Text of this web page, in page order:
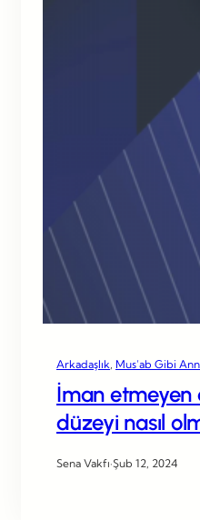
Arkadaşlık Mus’ab Gibi
İman etmeyen
düzeyi nasıl
Sena Vakfı·Şub 12, 2024